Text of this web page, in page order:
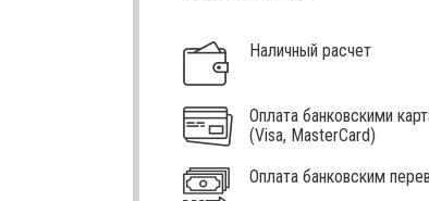
Наличный расчет
Оплата банковскими
(Visa, MasterCard)
Оплата банковским